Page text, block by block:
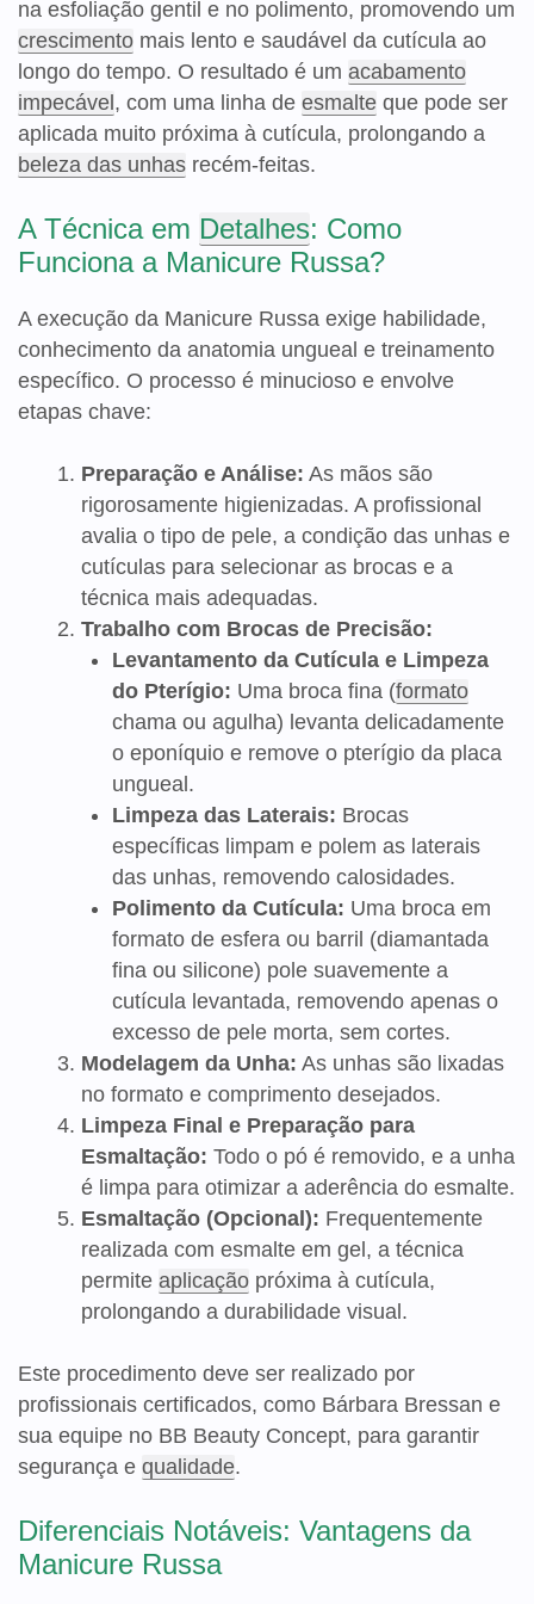
na esfoliação gentil e no polimento, promovendo um
crescimento mais lento e saudável da cutícula ao
longo do tempo. O resultado é um acabamento
impecável , com uma linha de esmalte que pode ser
aplicada muito próxima à cutícula, prolongando a
beleza das unhas recém-feitas.
A Técnica em Detalhes: Como
Funciona a Manicure Russa?
A execução da Manicure Russa exige habilidade,
conhecimento da anatomia ungueal e treinamento
específico. O processo é minucioso e envolve
etapas chave:
Preparação e Análise: As mãos são
rigorosamente higienizadas. A profissional
avalia o tipo de pele, a condição das unhas e
cutículas para selecionar as brocas e a
técnica mais adequadas.
Trabalho com Brocas de Precisão:
Levantamento da Cutícula e Limpeza
do Pterígio: Uma broca fina (formato
chama ou agulha) levanta delicadamente
o eponíquio e remove o pterígio da placa
ungueal.
Limpeza das Laterais: Brocas
específicas limpam e polem as laterais
das unhas, removendo calosidades.
Polimento da Cutícula: Uma broca em
formato de esfera ou barril (diamantada
fina ou silicone) pole suavemente a
cutícula levantada, removendo apenas o
excesso de pele morta, sem cortes.
Modelagem da Unha: As unhas são lixadas
no formato e comprimento desejados.
Limpeza Final e Preparação para
Esmaltação: Todo o pó é removido, e a unha
é limpa para otimizar a aderência do esmalte.
Esmaltação (Opcional): Frequentemente
realizada com esmalte em gel, a técnica
permite aplicaçãopróxima à cutícula,
prolongando a durabilidade visual.
Este procedimento deve ser realizado por
profissionais certificados, como Bárbara Bressan e
sua equipe no BB Beauty Concept, para garantir
segurança e qualidade.
Diferenciais Notáveis: Vantagens da
Manicure Russa